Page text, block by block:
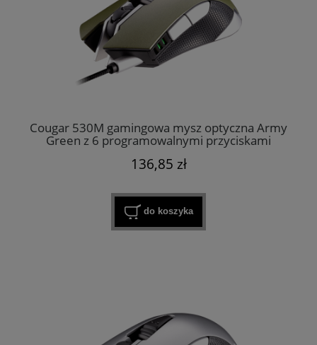
Cougar 530M gamingowa mysz optyczna Army
Green z 6 programowalnymi przyciskami​
136,85 zł
do koszyka